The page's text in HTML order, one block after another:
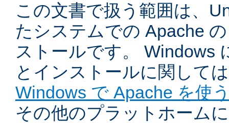
この文書で扱う範囲は、
たシステムでの Apache
ストールです。 Windows
とインストールに関して
Windows で Apache を使
その他のプラットホーム